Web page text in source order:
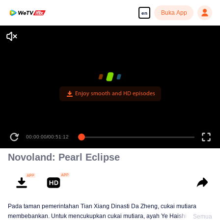
en Buka App
Enjoy smooth and HD episodes
00:00:00/00:51:12
Novoland: Pearl Eclipse
Pada taman pemerintahan Tian Xiang Dinasti Da Zheng, cukai mutiara
membebankan. Untuk mencukupkan cukai mutiara, ayah Ye Haishi suruhSemua